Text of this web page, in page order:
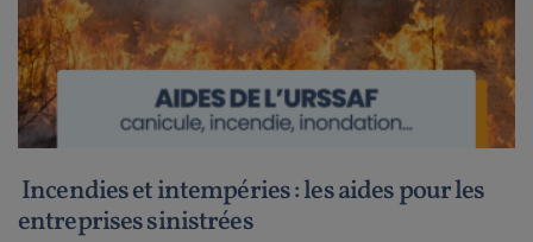
Incendies et intempéries : les aides pour les
entreprises sinistrées